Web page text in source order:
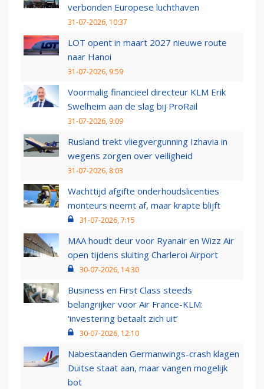
verbonden Europese luchthaven
31-07-2026, 10:37
LOT opent in maart 2027 nieuwe route
naar Hanoi
31-07-2026, 9:59
Voormalig financieel directeur KLM Erik
Swelheim aan de slag bij ProRail
31-07-2026, 9:09
Rusland trekt vliegvergunning Izhavia in
wegens zorgen over veiligheid
31-07-2026, 8:03
Wachttijd afgifte onderhoudslicenties
monteurs neemt af, maar krapte blijft
31-07-2026, 7:15
MAA houdt deur voor Ryanair en Wizz Air
open tijdens sluiting Charleroi Airport
30-07-2026, 14:30
Business en First Class steeds
belangrijker voor Air France-KLM:
‘investering betaalt zich uit’
30-07-2026, 12:10
Nabestaanden Germanwings-crash klagen
Duitse staat aan, maar vangen mogelijk
bot